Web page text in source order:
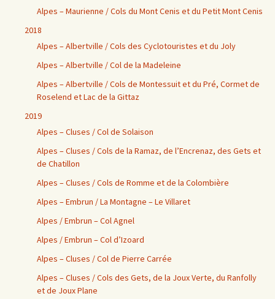
Alpes – Maurienne / Cols du Mont Cenis et du Petit Mont Cenis
2018
Alpes – Albertville / Cols des Cyclotouristes et du Joly
Alpes – Albertville / Col de la Madeleine
Alpes – Albertville / Cols de Montessuit et du Pré, Cormet de
Roselend et Lac de la Gittaz
2019
Alpes – Cluses / Col de Solaison
Alpes – Cluses / Cols de la Ramaz, de l’Encrenaz, des Gets et
de Chatillon
Alpes – Cluses / Cols de Romme et de la Colombière
Alpes – Embrun / La Montagne – Le Villaret
Alpes / Embrun – Col Agnel
Alpes / Embrun – Col d’Izoard
Alpes – Cluses / Col de Pierre Carrée
Alpes – Cluses / Cols des Gets, de la Joux Verte, du Ranfolly
et de Joux Plane